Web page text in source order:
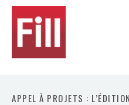
APPEL À PROJETS :